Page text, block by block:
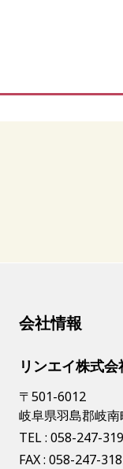
会社情報
リンエイ株式会
〒501-6012
岐阜県羽島郡岐
TEL : 058-247-
FAX : 058-247-